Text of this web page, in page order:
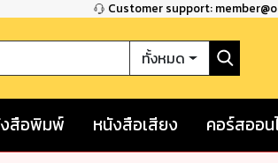
Customer support:
ทั้งหมด
สือพิมพ์ หนังสือเสียง คอร์สออน